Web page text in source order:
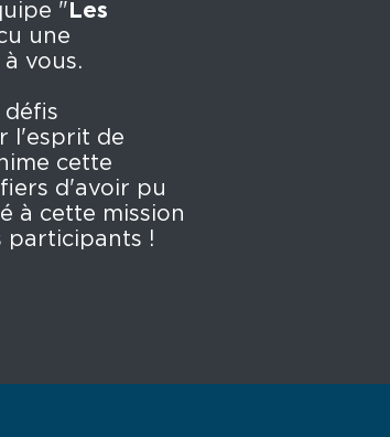
" Les
une
vous.
défis
l'esprit de
cette
d'avoir pu
à cette mission
participants !